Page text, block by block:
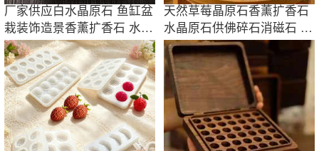
厂家供应白水晶原石 鱼缸盆
栽装饰造景香薰扩香石 水晶
原石批发
天然草莓晶原石香薰扩香石
水晶原石供佛碎石消磁石 水
晶工艺品